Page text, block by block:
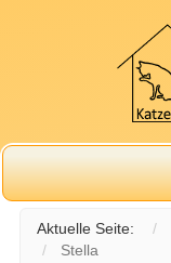
Aktuelle Seite:
Stella